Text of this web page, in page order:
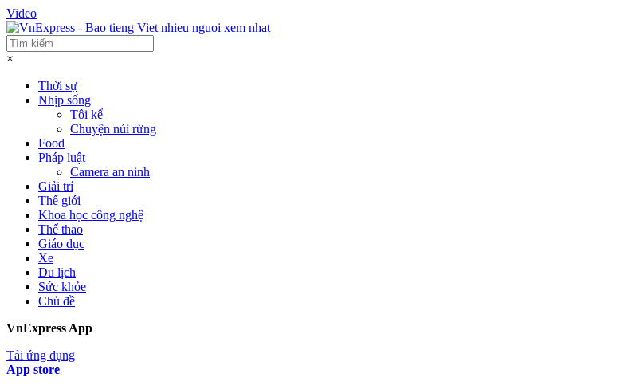
Video
×
Thời sự
Nhịp sống
Tôi kể
Chuyện núi rừng
Food
Pháp luật
Camera an ninh
Giải trí
Thế giới
Khoa học công nghệ
Thể thao
Giáo dục
Xe
Du lịch
Sức khỏe
Chủ đề
VnExpress App
Tải ứng dụng
App store